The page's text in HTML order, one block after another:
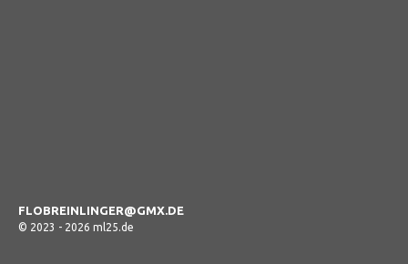
FLOBREINLINGER@GMX.DE
© 2023 - 2026 ml25.de